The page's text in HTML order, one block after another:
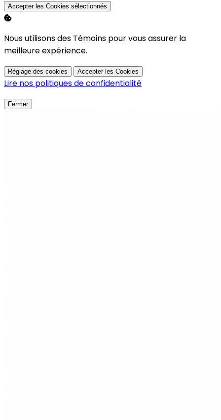
Accepter les Cookies sélectionnés
Nous utilisons des Témoins pour vous assurer la
meilleure expérience.
Réglage des cookies Accepter les Cookies
Lire nos politiques de confidentialité
Fermer